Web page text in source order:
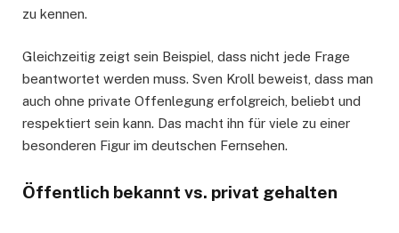
zu kennen.
Gleichzeitig zeigt sein Beispiel, dass nicht jede Frage
beantwortet werden muss. Sven Kroll beweist, dass man
auch ohne private Offenlegung erfolgreich, beliebt und
respektiert sein kann. Das macht ihn für viele zu einer
besonderen Figur im deutschen Fernsehen.
Öffentlich bekannt vs. privat gehalten